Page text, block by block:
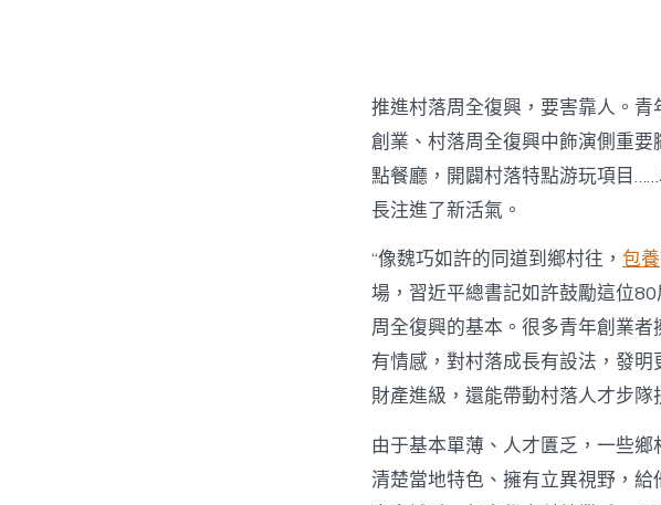
推進村落周全復興，要害靠人。
創業、村落周全復興中飾演側重
點餐廳，開闢村落特點游玩項目
長注進了新活氣。
“像魏巧如許的同道到鄉村往， 包養
場，習近平總書記如許鼓勵這位80
周全復興的基本。很多青年創業
有情感，對村落成長有設法，發
財產進級，還能帶動村落人才步隊
由于基本單薄、人才匱乏，一些鄉
清楚當地特色、擁有立異視野，